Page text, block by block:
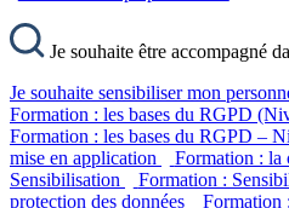
Je souhaite être accompagné
Je souhaite sensibiliser mon
Formation : les bases du RGPD
Formation : les bases du RGPD –
mise en application
Formation : la
Sensibilisation
Formation :
protection des données
Formation